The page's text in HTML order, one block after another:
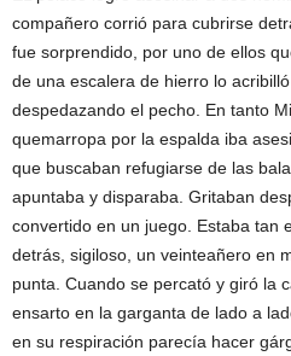
compañero corrió para cubrirse
fue sorprendido, por uno de ellos
de una escalera de hierro lo
despedazando el pecho. En tanto
quemarropa por la espalda iba
que buscaban refugiarse de las
apuntaba y disparaba. Gritaban
convertido en un juego. Estaba tan
detrás, sigiloso, un veinteañero en
punta. Cuando se percató y giró la
ensarto en la garganta de lado a
en su respiración parecía hacer